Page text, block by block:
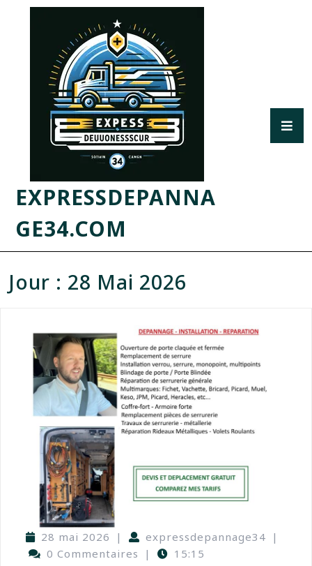
EXPRESSDEPANNA
GE34.COM
Jour : 28 Mai 2026
28 mai 2026 | expressdepannage34 |
0 Commentaires
| 15:15